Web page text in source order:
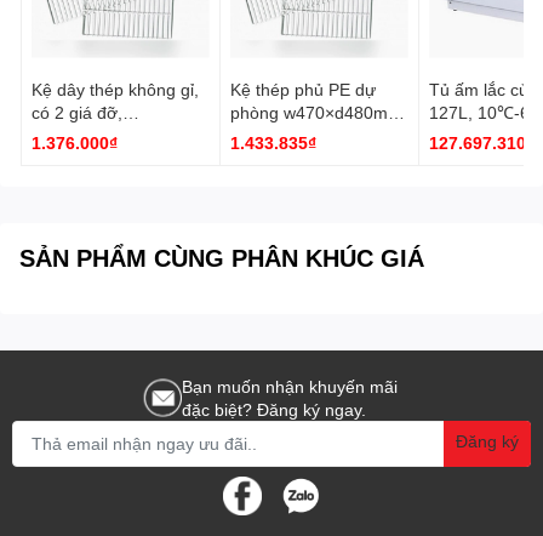
Kệ dây thép không gỉ,
có 2 giá đỡ,
w470×d480mm
1.376.000₫
Kệ thép phủ PE dự
phòng w470×d480mm
IMS125 DH.WIM34125
1.433.835₫
Tủ ấm lắc
127L, 10℃-
V, 50 Hz IS-
127.697.310₫
SẢN PHẨM CÙNG PHÂN KHÚC GIÁ
Bạn muốn nhận khuyến mãi
đặc biệt? Đăng ký ngay.
Đăng ký